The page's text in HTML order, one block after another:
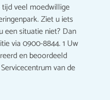
veel moedwillige
Ziet u iets
situatie niet? Dan
via 0900-8844. 1 Uw
en beoordeeld
van de